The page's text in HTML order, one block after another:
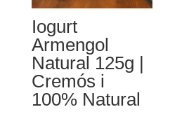
Iogurt
Armengol
Natural 125g |
Cremós i
100% Natural